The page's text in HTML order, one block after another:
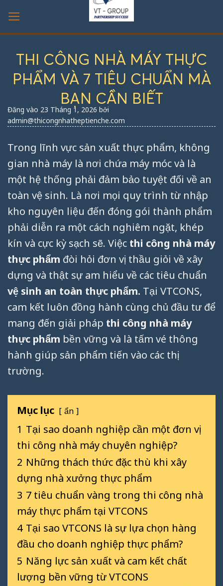
qua
nội
THI CÔNG NHÀ MÁY THỰC
PHẨM VÀ 7 TIÊU CHUẨN MÀ
BẠN CẦN BIẾT
Đăng vào 23 Tháng 1, 2026 bởi
admin@thicongnhatheptienche.com
Trong lĩnh vực sản xuất thực phẩm, không
gian nhà máy là nơi chứa máy móc và là
một hệ thống phải đảm bảo tuyệt đối về an
toàn vệ sinh. Là nơi mọi quy trình từ nhập
kho nguyên liệu đến đóng gói thành phẩm
phải diễn ra một cách nghiêm ngặt, khép
kín và cực kỳ sạch sẽ. Việc thi công nhà máy
thực phẩm đòi hỏi đơn vị thầu giỏi về xây
dựng và thật sự am hiểu về các tiêu chuẩn
vệ sinh an toàn thực phẩm. Tại VTCONS,
cam kết luôn đồng hành cùng chủ đầu tư để
mang đến giải pháp thi công nhà máy
thực phẩm bền vững và là tấm vé thông
hành giúp sản phẩm tiến vào các thị
trường.
Mục lục ẩn
1 Tại sao doanh nghiệp cần một đơn vị
thi công nhà máy chuyên nghiệp?
2 Những thách thức đặc thù khi xây
dựng nhà xưởng thực phẩm
3 7 tiêu chuẩn vàng trong thi công nhà
máy thực phẩm tại VTCONS
4 Tại sao VTCONS là sự lựa chọn hàng
đầu cho doanh nghiệp thực phẩm?
5 Năng lực sản xuất và cam kết chất
lượng bền vững từ VTCONS